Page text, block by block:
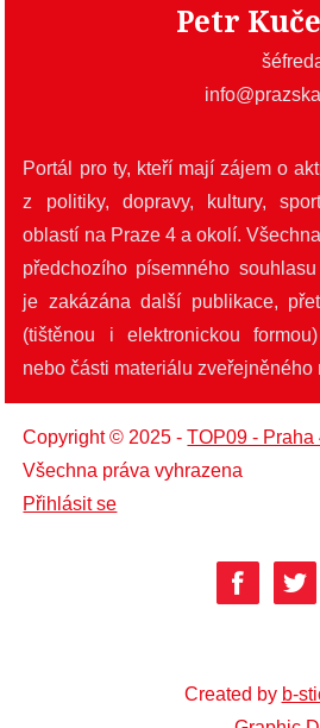
Petr
Portál pro ty, kteří mají zájem o
z politiky, dopravy, kultury,
oblastí na Praze 4 a okolí.
předchozího písemného
je zakázána další publikace,
(tištěnou i elektronickou
nebo části materiálu zveřejněného
Copyright © 2025 -TOP09 - Praha
Všechna práva vyhrazena
Přihlásit se
Created by b-